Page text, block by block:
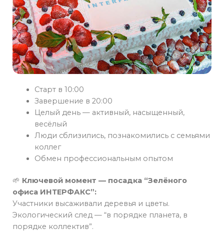
Старт в 10:00
Завершение в 20:00
Целый день — активный, насыщенный,
весёлый
Люди сблизились, познакомились с семьями
коллег
Обмен профессиональным опытом
🌱 Ключевой момент — посадка “Зелёного
офиса ИНТЕРФАКС”:
Участники высаживали деревья и цветы.
Экологический след — “в порядке планета, в
порядке коллектив”.